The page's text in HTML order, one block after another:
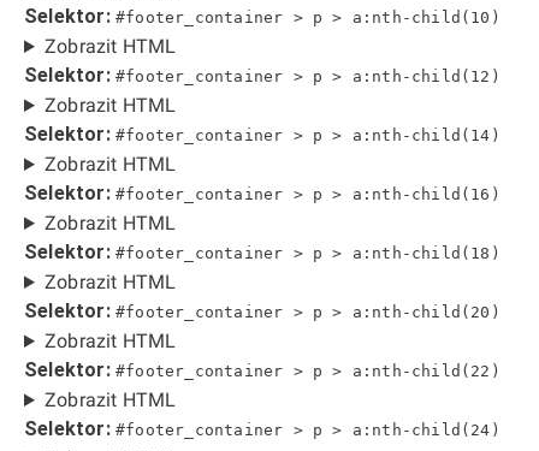
Selektor: #footer_container > p > a:nth-child(10)
Zobrazit HTML
Selektor: #footer_container > p > a:nth-child(12)
Zobrazit HTML
Selektor: #footer_container > p > a:nth-child(14)
Zobrazit HTML
Selektor: #footer_container > p > a:nth-child(16)
Zobrazit HTML
Selektor: #footer_container > p > a:nth-child(18)
Zobrazit HTML
Selektor: #footer_container > p > a:nth-child(20)
Zobrazit HTML
Selektor: #footer_container > p > a:nth-child(22)
Zobrazit HTML
Selektor: #footer_container > p > a:nth-child(24)